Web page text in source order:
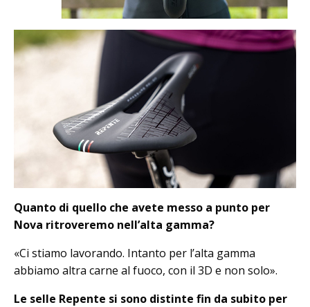
Quanto di quello che avete messo a punto per
Nova ritroveremo nell’alta gamma?
«Ci stiamo lavorando. Intanto per l’alta gamma
abbiamo altra carne al fuoco, con il 3D e non solo».
Le selle Repente si sono distinte fin da subito per